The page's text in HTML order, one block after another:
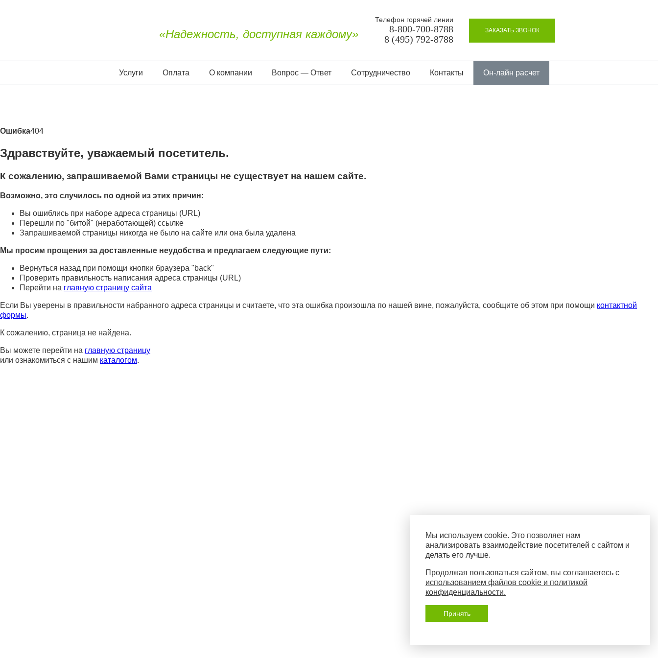
«Надежность, доступная каждому»
Телефон горячей линии
8-800-700-8788
8 (495) 792-8788
ЗАКАЗАТЬ ЗВОНОК
Услуги Оплата О компании Вопрос — Ответ Сотрудничество Контакты Он-лайн расчет
Ошибка404
Здравствуйте, уважаемый посетитель.
К сожалению, запрашиваемой Вами страницы не существует на нашем сайте.
Возможно, это случилось по одной из этих причин:
Вы ошиблись при наборе адреса страницы (URL)
Перешли по "битой" (неработающей) ссылке
Запрашиваемой страницы никогда не было на сайте или она была удалена
Мы просим прощения за доставленные неудобства и предлагаем следующие пути:
Вернуться назад при помощи кнопки браузера "back"
Проверить правильность написания адреса страницы (URL)
Перейти на главную страницу сайта
Если Вы уверены в правильности набранного адреса страницы и считаете, что эта ошибка произошла по нашей вине, пожалуйста, сообщите об этом при помощи контактной
формы.
К сожалению, страница не найдена.
Вы можете перейти на главную страницу
или ознакомиться с нашим каталогом.
Мы используем cookie. Это позволяет нам
анализировать взаимодействие посетителей с сайтом и
делать его лучше.
Продолжая пользоваться сайтом, вы соглашаетесь с
использованием файлов cookie и политикой
конфиденциальности.
Принять